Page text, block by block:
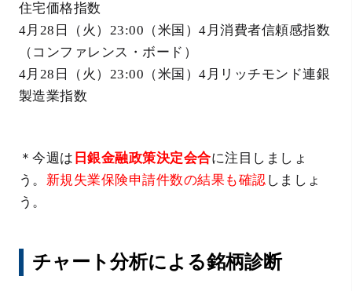
住宅価格指数
4月28日（火）23:00（米国）4月消費者信頼感指数
（コンファレンス・ボード）
4月28日（火）23:00（米国）4月リッチモンド連銀
製造業指数
＊今週は 日銀金融政策決定会合に注目しましょ
う。 新規失業保険申請件数の結果も確認 しましょ
う。
チャート分析による銘柄診断